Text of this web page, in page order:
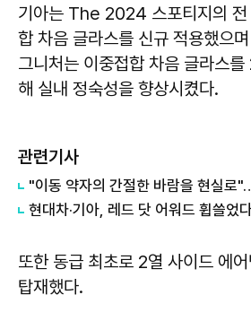
기아는 The 2024 스포티지의 전
합 차음 글라스를 신규 적용했으
그니처는 이중접합 차음 글라스
해 실내 정숙성을 향상시켰다.
관련기사
현대차·기아, 레드 닷 어워드 휩쓸었
또한 동급 최초로 2열 사이드 에
탑재했다.